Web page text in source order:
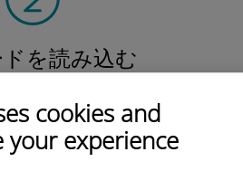
cookies and
experience
を読み込む
化したら、
インストールしま
シンプル！